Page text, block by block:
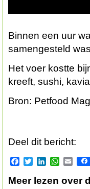
Binnen een uur
samengesteld
Het voer kostte
kreeft, sushi,
Bron: Petfood
Deel dit bericht:
Facebook
TwitterLinkedIn
Meer lezen over